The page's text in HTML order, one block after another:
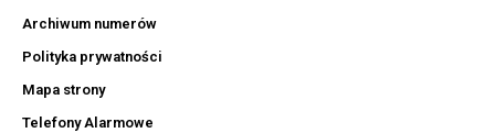
Archiwum numerów
Polityka prywatności
Mapa strony
Telefony Alarmowe